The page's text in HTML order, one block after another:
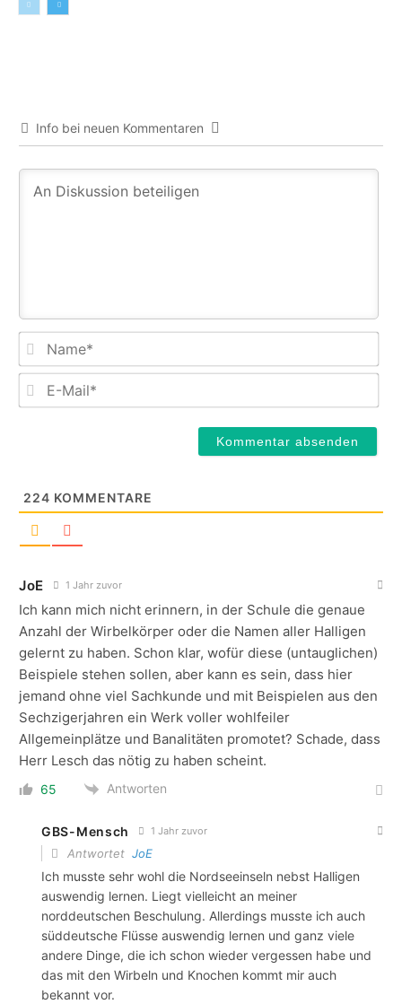
Info bei neuen Kommentaren
E-
224 KOMMENTARE
JoE 1 Jahr zuvor
Ich kann mich nicht erinnern, in der Schule die genaue
Anzahl der Wirbelkörper oder die Namen aller Halligen
gelernt zu haben. Schon klar, wofür diese (untauglichen)
Beispiele stehen sollen, aber kann es sein, dass hier
jemand ohne viel Sachkunde und mit Beispielen aus den
Sechzigerjahren ein Werk voller wohlfeiler
Allgemeinplätze und Banalitäten promotet? Schade, dass
Herr Lesch das nötig zu haben scheint.
65 Antworten
GBS-Mensch 1 Jahr zuvor
Antwortet JoE
Ich musste sehr wohl die Nordseeinseln nebst Halligen
auswendig lernen. Liegt vielleicht an meiner
norddeutschen Beschulung. Allerdings musste ich auch
süddeutsche Flüsse auswendig lernen und ganz viele
andere Dinge, die ich schon wieder vergessen habe und
das mit den Wirbeln und Knochen kommt mir auch
bekannt vor.